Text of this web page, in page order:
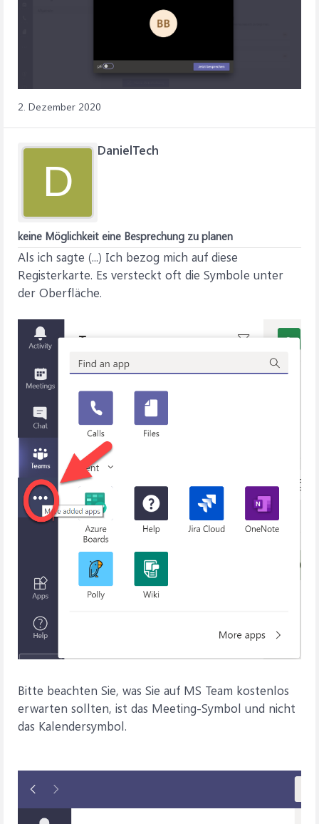
2. Dezember 2020
D
DanielTech
keine Möglichkeit eine Besprechung zu planen
Als ich sagte (...) Ich bezog mich auf diese
Registerkarte. Es versteckt oft die Symbole unter
der Oberfläche.
Bitte beachten Sie, was Sie auf MS Team kostenlos
erwarten sollten, ist das Meeting-Symbol und nicht
das Kalendersymbol.